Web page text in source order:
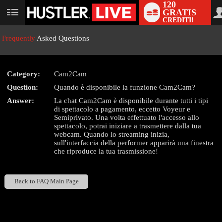
User
120
GRATIS
CREDITI!
Frequently Asked Questions
Category:
Cam2Cam
Question:
Quando è disponibile la funzione Cam2Cam?
Answer:
La chat Cam2Cam è disponibile durante tutti i tipi
di spettacolo a pagamento, eccetto Voyeur e
Semiprivato. Una volta effettuato l'accesso allo
spettacolo, potrai iniziare a trasmettere dalla tua
webcam. Quando lo streaming inizia,
sull'interfaccia della performer apparirà una finestra
che riproduce la tua trasmissione!
Back to FAQ Main Page
LIMITED TIME OFFER!